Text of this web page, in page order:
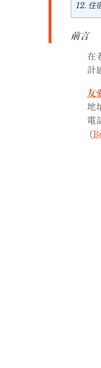
住
前言
在
計
友
地
電
(